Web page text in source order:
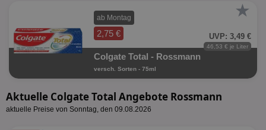
ab Montag
2,75 €
★
UVP: 3,49 €
46,53 € je Liter
Colgate Total - Rossmann
versch. Sorten - 75ml
Aktuelle Colgate Total Angebote Rossmann
aktuelle Preise von Sonntag, den 09.08.2026